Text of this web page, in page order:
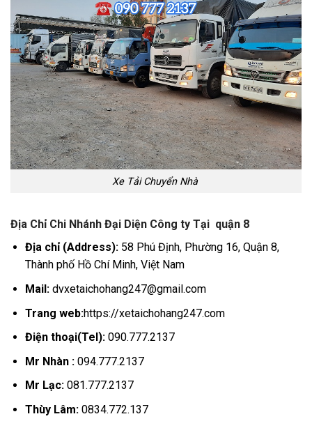
Xe Tải Chuyển Nhà
Địa Chỉ Chi Nhánh Đại Diện Công ty Tại quận 8
Địa chỉ (Address): 58 Phú Định, Phường 16, Quận 8,
Thành phố Hồ Chí Minh, Việt Nam
Mail: dvxetaichohang247@gmail.com
Trang web:https://xetaichohang247.com
Điện thoại(Tel):090.777.2137
Mr Nhàn :094.777.2137
Mr Lạc: 081.777.2137
Thùy Lâm:0834.772.137